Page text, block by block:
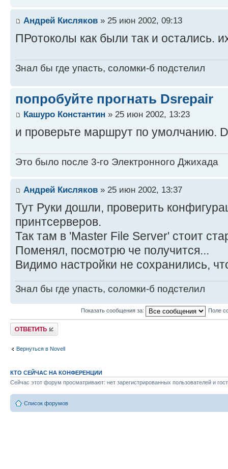
Андрей Кисляков » 25 июн 2002, 09:13
ПРотоколы как были так и остались.
Знал бы где упасть, соломки-б подстелил
попробуйте прогнать Dsrepair
Кашуро Константин » 25 июн 2002, 13:23
и проверьте маршрут по умолчанию.
Это было после 3-го Электронного Джихада
Андрей Кисляков » 25 июн 2002, 13:37
Тут Руки дошли, проверить
принтсерверов.
Так там в 'Master File Server' стоит
Поменял, посмотрю че получится...
Видимо настройки не сохранились,
Знал бы где упасть, соломки-б подстелил
Показать сообщения за: Поле
Ответить
Вернуться в Novell
КТО СЕЙЧАС НА КОНФЕРЕНЦИИ
Сейчас этот форум просматривают: нет зарегистрированных пользователей и
Список форумов